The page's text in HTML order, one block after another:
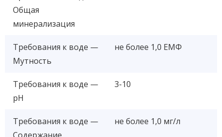
Общая
минерализация
Требования к воде —
Мутность
не более 1,0 ЕМФ
Требования к воде —
рН
3-10
Требования к воде —
не более 1,0 мг/л